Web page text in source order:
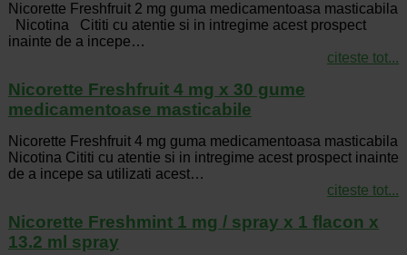
Nicorette Freshfruit 2 mg guma medicamentoasa masticabila
Nicotina Cititi cu atentie si in intregime acest prospect
inainte de a incepe…
citeste tot...
Nicorette Freshfruit 4 mg x 30 gume
medicamentoase masticabile
Nicorette Freshfruit 4 mg guma medicamentoasa masticabila
Nicotina Cititi cu atentie si in intregime acest prospect inainte
de a incepe sa utilizati acest…
citeste tot...
Nicorette Freshmint 1 mg / spray x 1 flacon x
13.2 ml spray